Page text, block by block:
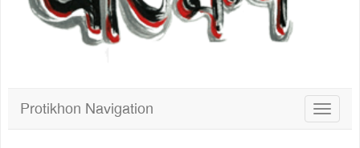
Toggle
Protikhon Navigation